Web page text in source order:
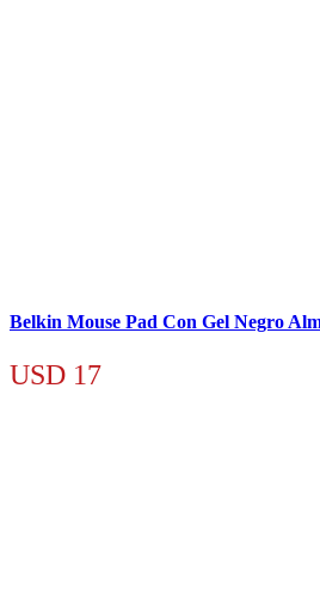
Belkin Mouse Pad Con Gel Negro
USD 17